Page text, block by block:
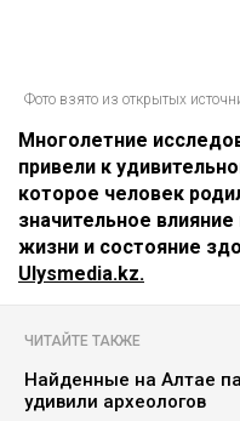
Фото взято из открытых
Многолетние
привели к
которое человек
значительное
жизни и состояние
Ulysmedia.kz.
ЧИТАЙТЕ ТАКЖЕ
Найденные на Алтае
удивили археологов